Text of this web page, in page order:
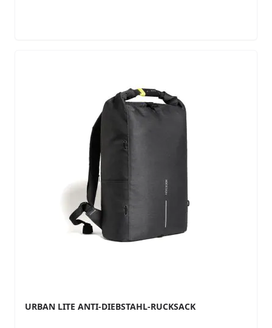
URBAN LITE ANTI-DIEBSTAHL-RUCKSACK